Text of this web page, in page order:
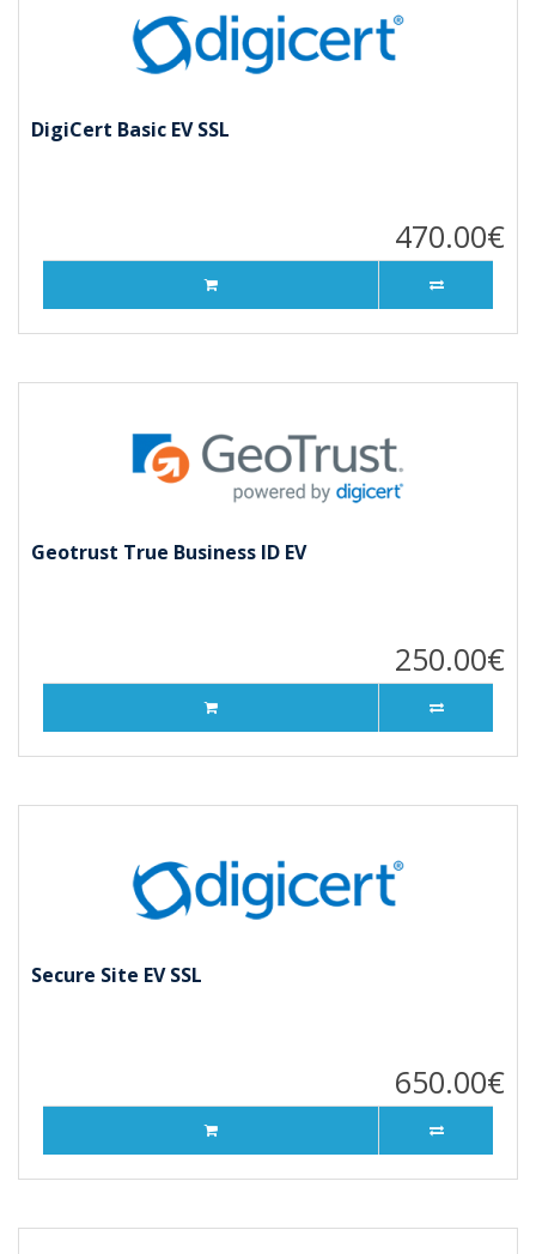
DigiCert Basic EV SSL
470.00€
Geotrust True Business ID EV
250.00€
Secure Site EV SSL
650.00€